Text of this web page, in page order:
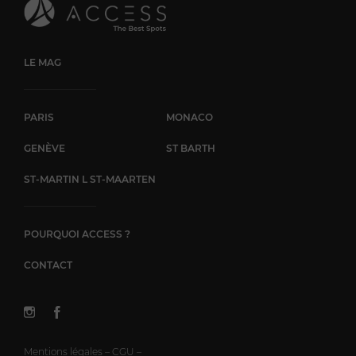
LE MAG
PARIS MONACO
GENÈVE ST BARTH
ST-MARTIN L ST-MAARTEN
POURQUOI ACCESS ?
CONTACT
Mentions légales – CGU –